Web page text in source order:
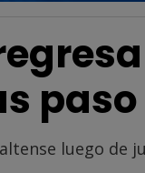
luego de